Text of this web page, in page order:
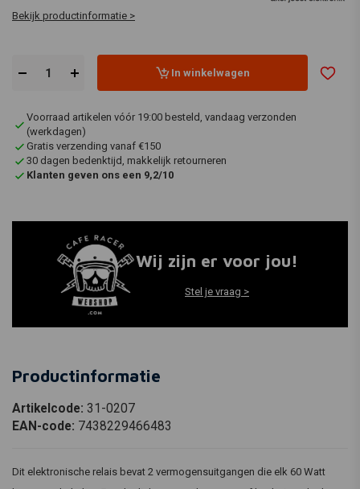
Bekijk productinformatie >
In winkelwagen
Voorraad artikelen vóór 19:00 besteld, vandaag verzonden
(werkdagen)
Gratis verzending vanaf €150
30 dagen bedenktijd, makkelijk retourneren
Klanten geven ons een 9,2/10
Wij zijn er voor jou!
Stel je vraag >
Productinformatie
Artikelcode: 31-0207
EAN-code: 7438229466483
Dit elektronische relais bevat 2 vermogensuitgangen die elk 60 Watt